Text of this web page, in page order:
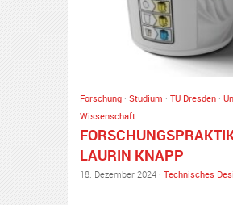
Forschung · Studium · TU Dresden ·
Wissenschaft
LAURIN KNAPP
18. Dezember 2024 · Technisches